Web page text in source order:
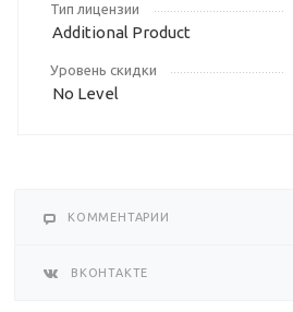
Тип лицензии
Additional Product
Уровень скидки
No Level
КОММЕНТАРИИ
ВКОНТАКТЕ